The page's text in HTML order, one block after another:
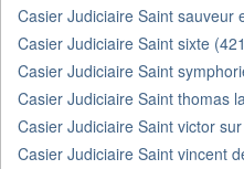
Casier Judiciaire Saint sauveur
Casier Judiciaire Saint sixte
Casier Judiciaire Saint
Casier Judiciaire Saint thomas
Casier Judiciaire Saint victor
Casier Judiciaire Saint vincent